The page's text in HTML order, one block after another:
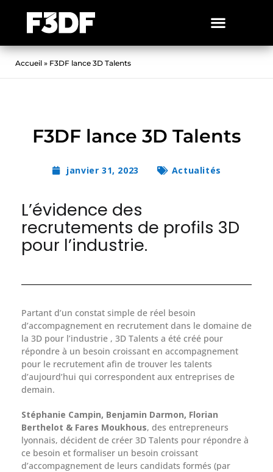
Accueil » F3DF lance 3D Talents
F3DF lance 3D Talents
janvier 31, 2023 Actualités
L’évidence des
recrutements de profils 3D
pour l’industrie.
Partant d’un constat simple de réel besoin
d’accompagnement en recrutement dans le domaine de
la 3D pour l’industrie , 3D Talents a été créé pour
répondre à un besoin croissant en accompagnement
pour le recrutement afin de trouver les talents
d’aujourd’hui qui correspondent aux entreprises de
demain.
Stéphanie Campin, Benjamin Darmon, Florian
Berthelot & Fares Moukhous, des entrepreneurs
lyonnais, décident de créer 3D Talents pour répondre à
ce besoin et formaliser un besoin croissant
d’accompagnement de leurs candidats formés (par